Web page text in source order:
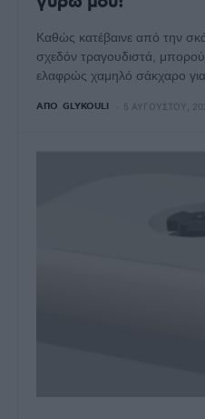
Καθώς κατέβαινε από την
σχεδόν τραγουδιστά,
ελαφρώς χαμηλό σάκχαρο
ΑΠΌ GLYKOULI 5 ΑΥΓΟΎΣΤΟΥ,